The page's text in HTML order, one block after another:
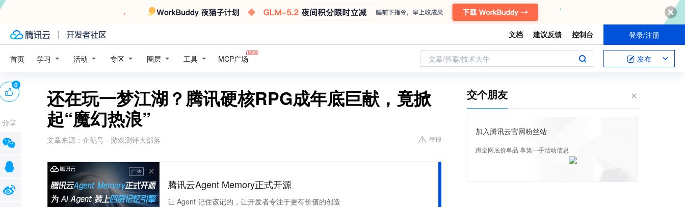
文档 建议反馈 控制台 登录/注册
首页 学习 活动 专区 圈层 工具 MCP广场 文章/答案/技术大牛 发布
还在玩一梦江湖？腾讯硬核RPG成年底巨献，竟掀
起“魔幻热浪”
文章来源： 企鹅号 - 游戏测评大部落 举报
广告
腾讯云Agent Memory正式开源
让 Agent 记住该记的，让开发者专注于更有价值的创造
0
分享
交个朋友
加入腾讯云官网粉丝站
蹲全网底价单品 享第一手活动信息